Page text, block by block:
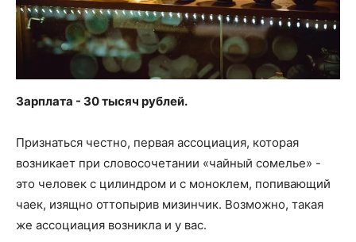
Зарплата - 30 тысяч рублей.
Признаться честно, первая ассоциация, которая
возникает при словосочетании «чайный сомелье» -
это человек с цилиндром и с моноклем, попивающий
чаек, изящно оттопырив мизинчик. Возможно, такая
же ассоциация возникла и у вас.